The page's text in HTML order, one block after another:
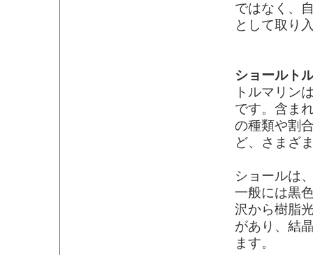
ではなく、
として取り
ショールト
トルマリン
です。含ま
の種類や割
ど、さまざ
ショールは
一般には黒
沢から樹脂
があり、結
ます。